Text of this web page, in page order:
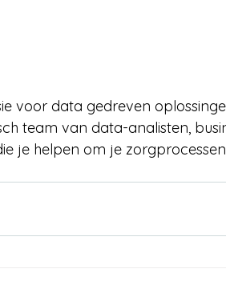
voor data gedreven
team van data-analisten,
je helpen om je